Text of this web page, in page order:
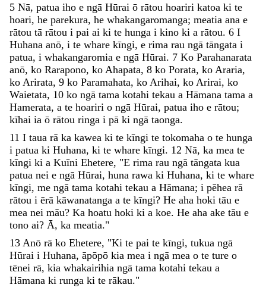
5 Nā, patua iho e ngā Hūrai ō rātou hoariri katoa ki te
hoari, he parekura, he whakangaromanga; meatia ana e
rātou tā rātou i pai ai ki te hunga i kino ki a rātou. 6 I
Huhana anō, i te whare kīngi, e rima rau ngā tāngata i
patua, i whakangaromia e ngā Hūrai. 7 Ko Parahanarata
anō, ko Rarapono, ko Ahapata, 8 ko Porata, ko Araria,
ko Arirata, 9 ko Paramahata, ko Arihai, ko Arirai, ko
Waietata, 10 ko ngā tama kotahi tekau a Hāmana tama a
Hamerata, a te hoariri o ngā Hūrai, patua iho e rātou;
kīhai ia ō rātou ringa i pā ki ngā taonga.
11 I taua rā ka kawea ki te kīngi te tokomaha o te hunga
i patua ki Huhana, ki te whare kīngi. 12 Nā, ka mea te
kīngi ki a Kuīni Ehetere, "E rima rau ngā tāngata kua
patua nei e ngā Hūrai, huna rawa ki Huhana, ki te whare
kīngi, me ngā tama kotahi tekau a Hāmana; i pēhea rā
rātou i ērā kāwanatanga a te kīngi? He aha hoki tāu e
mea nei māu? Ka hoatu hoki ki a koe. He aha ake tāu e
tono ai? Ā, ka meatia."
13 Anō rā ko Ehetere, "Ki te pai te kīngi, tukua ngā
Hūrai i Huhana, āpōpō kia mea i ngā mea o te ture o
tēnei rā, kia whakairihia ngā tama kotahi tekau a
Hāmana ki runga ki te rākau."